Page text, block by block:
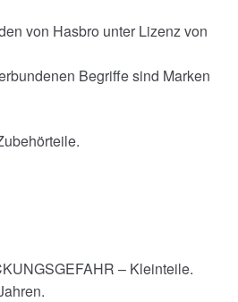
von Hasbro unter Lizenz von
Begriffe sind Marken
– Kleinteile.